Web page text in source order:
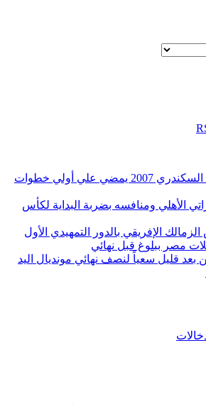
نجم شباب الاتحاد السكندري 2007 يمضي علي أولي خطوات
الأهلي ومنافسه بضربة البداية لكأس
الإفريقي بالدور التمهيدي الأول
مصر ببلوغ قبل نهائي
قليل سعياً لنصف نهائي مونديال اليد